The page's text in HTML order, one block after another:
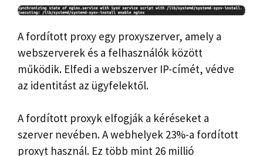
A fordított proxy egy proxyszerver, amely a
webszerverek és a felhasználók között
működik. Elfedi a webszerver IP-címét, védve
az identitást az ügyfelektől.
A fordított proxyk elfogják a kéréseket a
szerver nevében. A webhelyek 23%-a fordított
proxyt használ. Ez több mint 26 millió